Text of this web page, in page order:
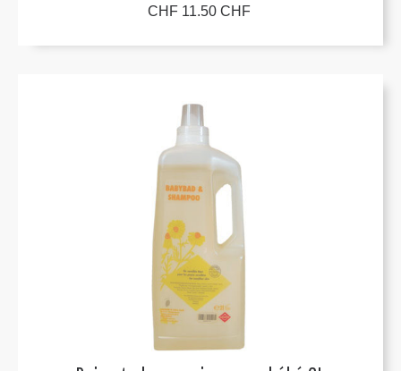
CHF 11.50 CHF